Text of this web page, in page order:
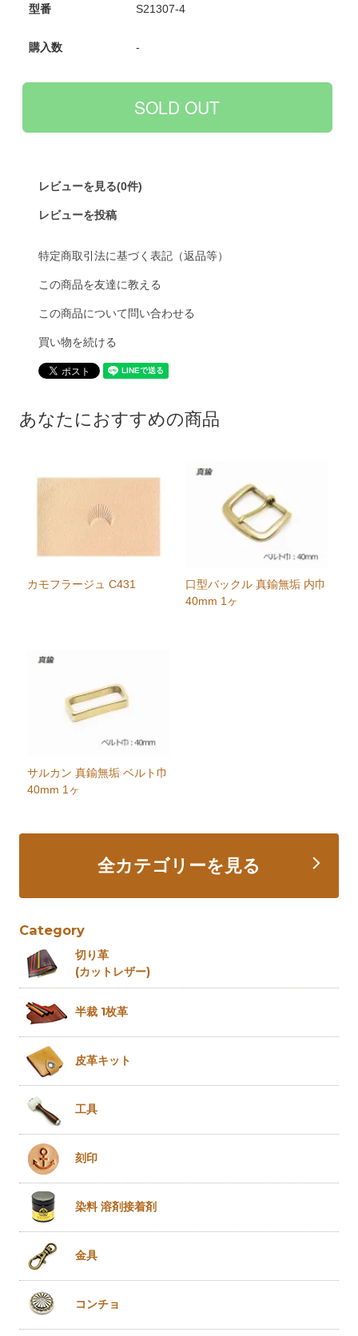
型番 S21307-4
購入数 -
レビューを見る(0件)
レビューを投稿
特定商取引法に基づく表記（返品等）
この商品を友達に教える
この商品について問い合わせる
買い物を続ける
あなたにおすすめの商品
カモフラージュ C431
口型バックル 真鍮無垢 内巾
40mm 1ヶ
サルカン 真鍮無垢 ベルト巾
40mm 1ヶ
全カテゴリーを見る
Category
切り革
(カットレザー)
半裁 1枚革
皮革キット
工具
刻印
染料 溶剤接着剤
金具
コンチョ